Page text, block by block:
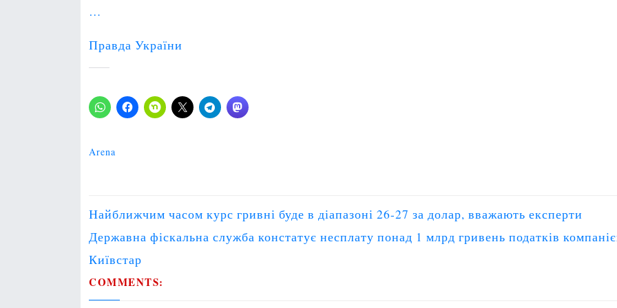
…
Правда України
Arena
o
s
t
n
a
Найближчим часом курс гривні буде в діапазоні 26-27 за долар, вважають експерти
Державна фіскальна служба констатує несплату понад 1 млрд гривень податків
Київстар
COMMENTS: